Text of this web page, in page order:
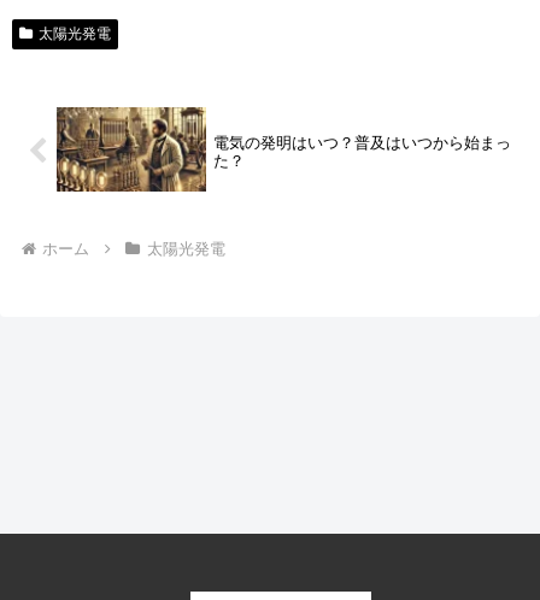
太陽光発電
電気の発明はいつ？普及はいつから始まっ
た？
ホーム 太陽光発電